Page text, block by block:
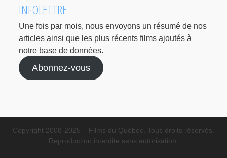
INFOLETTRE
Une fois par mois, nous envoyons un résumé de nos
articles ainsi que les plus récents films ajoutés à
notre base de données.
Abonnez-vous
Copyright 2008-2025 – Films du Québec. Tous droits réservés.
Reproduction interdite sans autorisation.